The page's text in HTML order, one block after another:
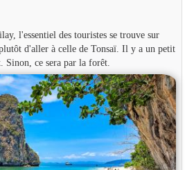
l'essentiel des touristes se trouve sur
d'aller à celle de Tonsaï. Il y a un petit
Sinon, ce sera par la forêt.